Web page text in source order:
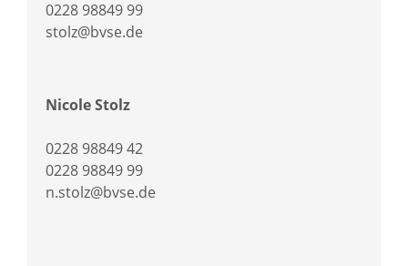
0228 98849 99
stolz@bvse.de
Nicole Stolz
0228 98849 42
0228 98849 99
n.stolz@bvse.de